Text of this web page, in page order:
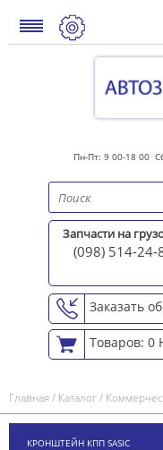
Пн-Пт: 9 00-18 00
Запчасти на
(098) 514-24-
Заказать
Товаров: 0
Главная/ Каталог/
КРОНШТЕЙН КПП SASIC